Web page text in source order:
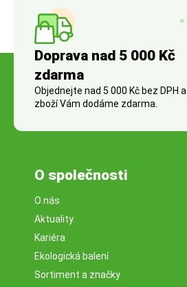
Doprava nad 5 000 Kč
zdarma
Objednejte nad 5 000 Kč bez DPH a
zboží Vám dodáme zdarma.
O společnosti
O nás
Aktuality
Kariéra
Ekologická balení
Sortiment a značky